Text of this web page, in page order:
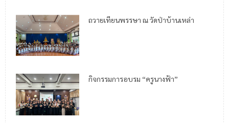
ถวายเทียนพรรษา ณ วัดป่าบ้านเหล่า
กิจกรรมการอบรม “ครูนางฟ้า”